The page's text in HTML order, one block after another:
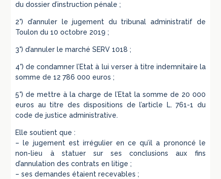
du dossier d’instruction pénale ;
2°) d’annuler le jugement du tribunal administratif de
Toulon du 10 octobre 2019 ;
3°) d’annuler le marché SERV 1018 ;
4°) de condamner l’Etat à lui verser à titre indemnitaire la
somme de 12 786 000 euros ;
5°) de mettre à la charge de l’Etat la somme de 20 000
euros au titre des dispositions de l’article L. 761-1 du
code de justice administrative.
Elle soutient que :
– le jugement est irrégulier en ce qu’il a prononcé le
non-lieu à statuer sur ses conclusions aux fins
d’annulation des contrats en litige ;
– ses demandes étaient recevables ;